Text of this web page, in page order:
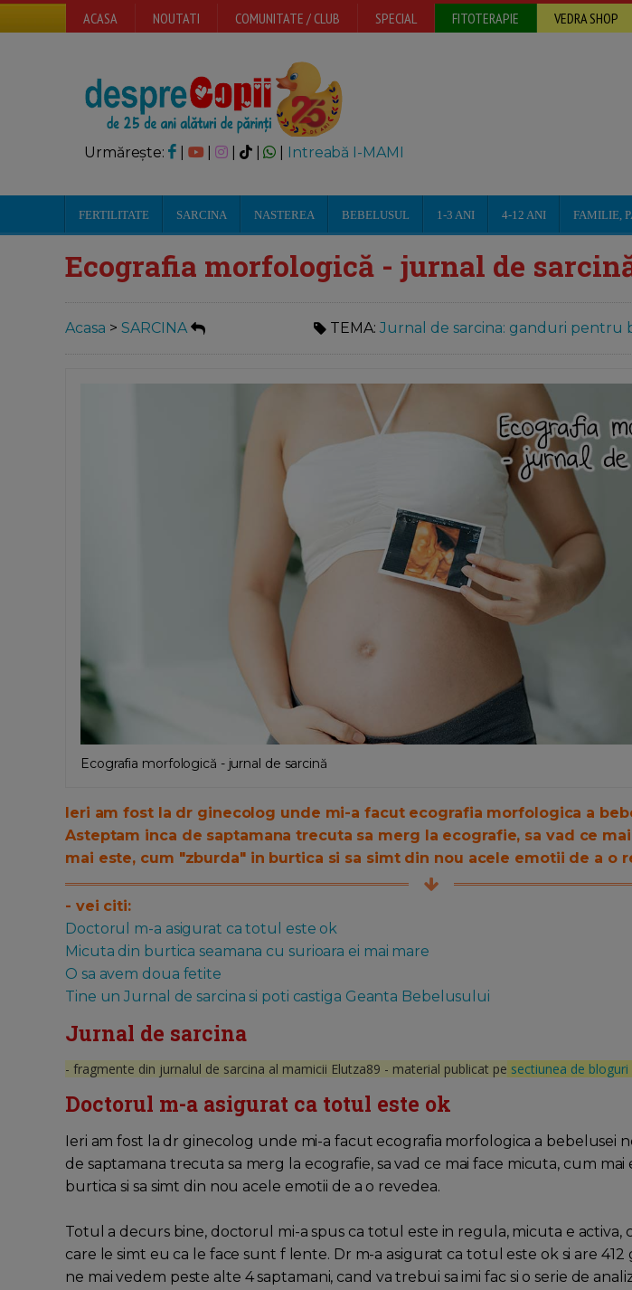
ACASA NOUTATI COMUNITATE / CLUB SPECIAL FITOTERAPIE VEDRA SHOP
Urmărește: | | Intreabă I-MAMI
FERTILITATE SARCINA NASTEREA BEBELUSUL 1-3 ANI 4-12 ANI FAMILIE,
Ecografia morfologică - jurnal de
Acasa > SARCINA TEMA: Jurnal de sarcina: ganduri pentru
Ecografia morfologică - jurnal de sarcină
Ieri am fost la dr ginecolog unde mi-a facut ecografia morfologica a
Asteptam inca de saptamana trecuta sa merg la ecografie, sa vad ce
mai este, cum "zburda" in burtica si sa simt din nou acele emotii de a o
- vei citi:
Doctorul m-a asigurat ca totul este ok
Micuta din burtica seamana cu surioara ei mai mare
O sa avem doua fetite
Tine un Jurnal de sarcina si poti castiga Geanta Bebelusului
Jurnal de sarcina
- fragmente din jurnalul de sarcina al mamicii Elutza89 - material publicat pe sectiunea de
Doctorul m-a asigurat ca totul este ok
Ieri am fost la dr ginecolog unde mi-a facut ecografia morfologica a bebelusei
de saptamana trecuta sa merg la ecografie, sa vad ce mai face micuta, cum
burtica si sa simt din nou acele emotii de a o revedea.
Totul a decurs bine, doctorul mi-a spus ca totul este in regula, micuta e activa,
care le simt eu ca le face sunt f lente. Dr m-a asigurat ca totul este ok si are 412
ne mai vedem peste alte 4 saptamani, cand va trebui sa imi fac si o serie de